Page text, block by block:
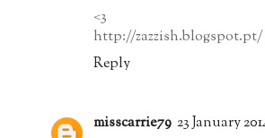
<3
http://zazzish.blogspot.pt/
Reply
misscarrie79 23 January